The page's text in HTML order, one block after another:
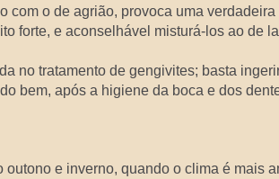
com o de agrião, provoca uma
forte, e aconselhável misturá-los ao de
no tratamento de gengivites; basta
bem, após a higiene da boca e dos
outono e inverno, quando o clima é mais